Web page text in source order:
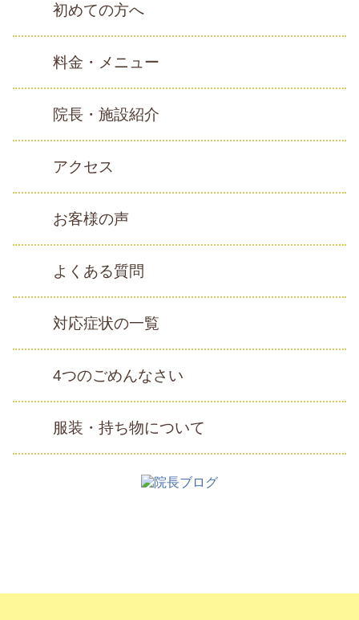
初めての方へ
料金・メニュー
院長・施設紹介
アクセス
お客様の声
よくある質問
対応症状の一覧
4つのごめんなさい
服装・持ち物について